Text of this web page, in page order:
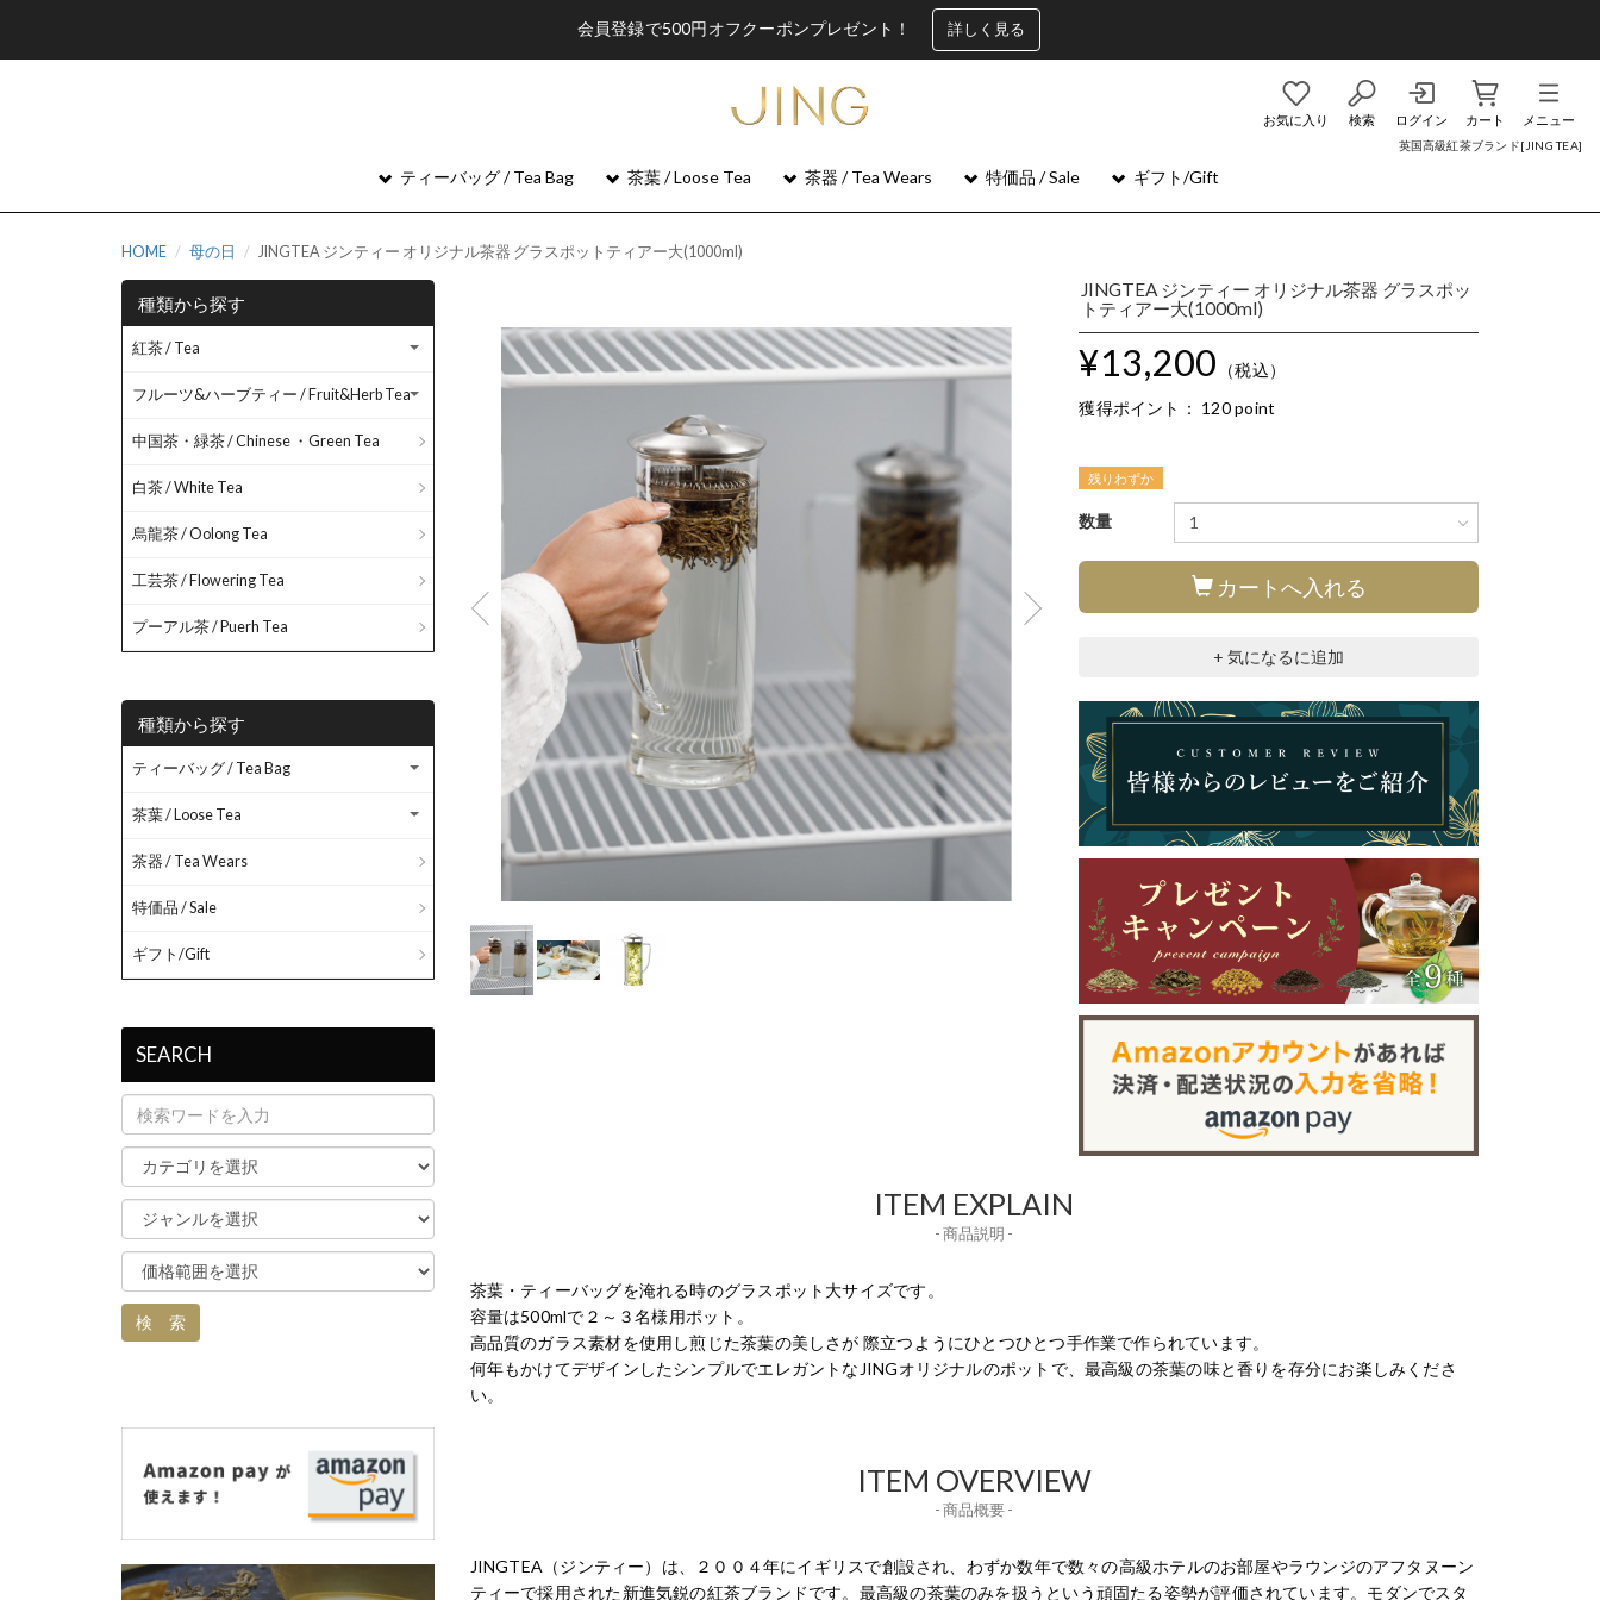
会員登録で500円オフクーポンプレゼント！ 詳しく見る
英国高級紅茶ブランド[JING TEA]
お気に入り 検索 ログイン カート メニュー
ティーバッグ / Tea Bag 茶葉 / Loose Tea 茶器 / Tea Wears 特価品 / Sale ギフト/Gift
HOME 母の日 JINGTEA ジンティー オリジナル茶器 グラスポットティアー大(1000ml)
JINGTEA ジンティー オリジナル茶器 グラスポッ
トティアー大(1000ml)
¥13,200 （税込）
獲得ポイント： 120 point
残りわずか
数量
カートへ入れる
+ 気になるに追加
ITEM EXPLAIN
- 商品説明 -
茶葉・ティーバッグを淹れる時のグラスポット大サイズです。
容量は500mlで２～３名様用ポット。
高品質のガラス素材を使用し煎じた茶葉の美しさが 際立つようにひとつひとつ手作業で作られています。
何年もかけてデザインしたシンプルでエレガントなJINGオリジナルのポットで、最高級の茶葉の味と香りを存分にお楽しみくださ
い。
ITEM OVERVIEW
- 商品概要 -
JINGTEA（ジンティー）は、２００４年にイギリスで創設され、わずか数年で数々の高級ホテルのお部屋やラウンジのアフタヌーン
ティーで採用された新進気鋭の紅茶ブランドです。最高級の茶葉のみを扱うという頑固たる姿勢が評価されています。モダンでスタ
種類から探す
紅茶 / Tea
フルーツ&ハーブティー / Fruit&Herb Tea
中国茶・緑茶 / Chinese ・Green Tea
白茶 / White Tea
烏龍茶 / Oolong Tea
工芸茶 / Flowering Tea
プーアル茶 / Puerh Tea
種類から探す
ティーバッグ / Tea Bag
茶葉 / Loose Tea
茶器 / Tea Wears
特価品 / Sale
ギフト/Gift
SEARCH